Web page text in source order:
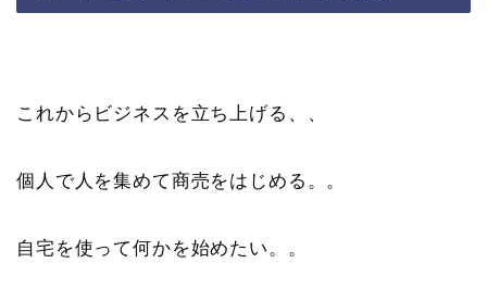
これからビジネスを立ち上げる、、
個人で人を集めて商売をはじめる。。
自宅を使って何かを始めたい。。